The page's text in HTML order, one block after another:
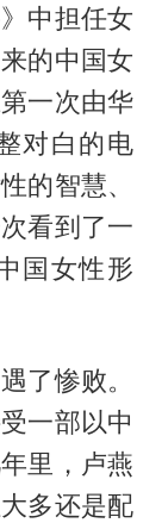
中担任女
的中国女
一次由华
对白的电
的智慧、
看到了一
国女性形
了惨败。
一部以中
里，卢燕
多还是配